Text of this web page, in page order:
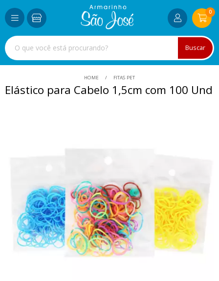
Buscar
0
HOME FITAS PET
Elástico para Cabelo 1,5cm com 100 Und